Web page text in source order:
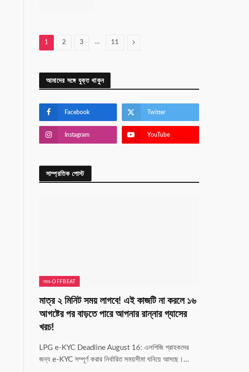
1 2 3 … 11 Next
আমাদের সঙ্গে যুক্ত থাকুন
Facebook Twitter
Instagram YouTube
সাম্প্রতিক পোস্ট
খবর-OFFBEAT
মাত্র ২ মিনিট সময় লাগবে! এই কাজটি না করলে ১৬
আগষ্টের পর বাড়তে পারে আপনার রান্নার গ্যাসের
খরচ!
LPG e-KYC Deadline August 16: এলপিজি গ্রাহকদের
জন্য e-KYC সম্পূর্ণ করার নির্ধারিত সময়সীমা ঘনিয়ে আসছে।…